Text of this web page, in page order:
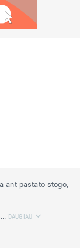
ant pastato stogo,
DAUGIAU